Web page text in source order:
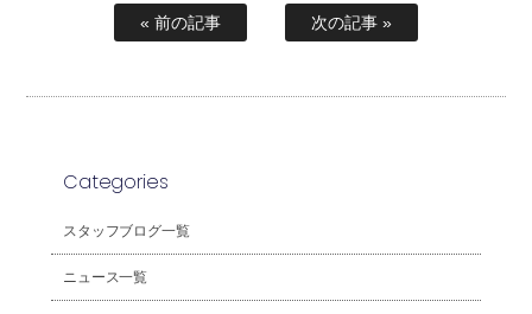
« 前の記事 次の記事 »
Categories
スタッフブログ一覧
ニュース一覧